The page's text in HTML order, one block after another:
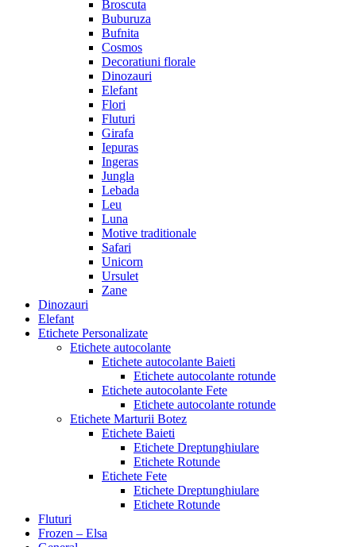
Broscuta
Buburuza
Bufnita
Cosmos
Decoratiuni florale
Dinozauri
Elefant
Flori
Fluturi
Girafa
Iepuras
Ingeras
Jungla
Lebada
Leu
Luna
Motive traditionale
Safari
Unicorn
Ursulet
Zane
Dinozauri
Elefant
Etichete Personalizate
Etichete autocolante
Etichete autocolante Baieti
Etichete autocolante rotunde
Etichete autocolante Fete
Etichete autocolante rotunde
Etichete Marturii Botez
Etichete Baieti
Etichete Dreptunghiulare
Etichete Rotunde
Etichete Fete
Etichete Dreptunghiulare
Etichete Rotunde
Fluturi
Frozen – Elsa